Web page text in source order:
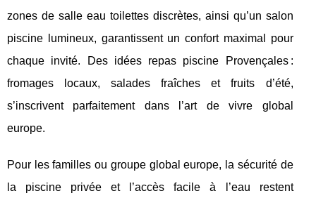
zones de salle eau toilettes discrètes, ainsi qu’un salon
piscine lumineux, garantissent un confort maximal pour
chaque invité. Des idées repas piscine Provençales :
fromages locaux, salades fraîches et fruits d’été,
s’inscrivent parfaitement dans l’art de vivre global
europe.
Pour les familles ou groupe global europe, la sécurité de
la piscine privée et l’accès facile à l’eau restent